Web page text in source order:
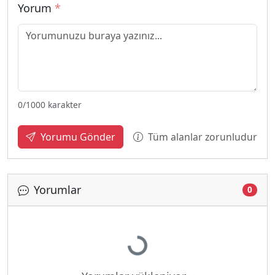
Yorum *
0/1000 karakter
Yorumu Gönder Tüm alanlar zorunludur
Yorumlar 0